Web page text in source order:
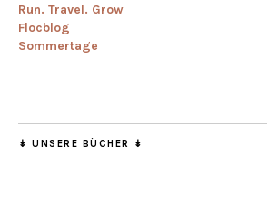
Run. Travel. Grow
Flocblog
Sommertage
↡ UNSERE BÜCHER ↡